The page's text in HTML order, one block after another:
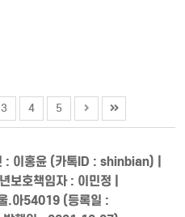
3 4 5
: 이홍윤 (카톡ID : shinbian) |
보호책임자 : 이민정 |
.아54019 (등록일 :